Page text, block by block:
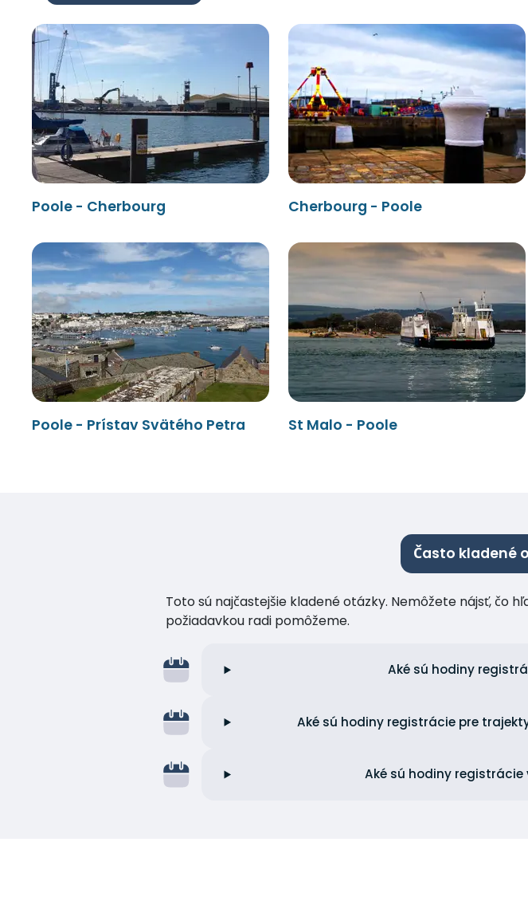
Poole - Cherbourg Cherbourg - Poole
Poole - Prístav Svätého Petra St Malo - Poole
Často kladené
Toto sú najčastejšie kladené otázky. Nemôžete nájsť, čo
požiadavkou radi pomôžeme.
Aké sú hodiny
Aké sú hodiny registrácie pre trajekty
Aké sú hodiny registrácie